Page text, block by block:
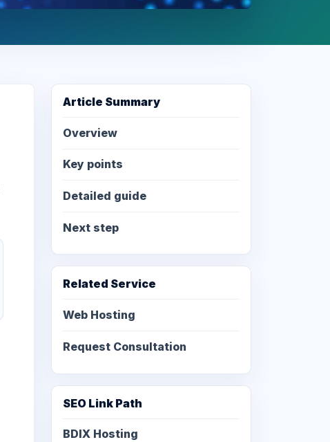
Article Summary
Overview
Key points
Detailed guide
Next step
Related Service
Web Hosting
Request Consultation
SEO Link Path
BDIX Hosting